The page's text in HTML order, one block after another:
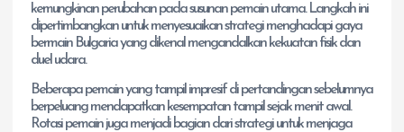
kemungkinan perubahan pada susunan pemain utama. Langkah ini
dipertimbangkan untuk menyesuaikan strategi menghadapi gaya
bermain Bulgaria yang dikenal mengandalkan kekuatan fisik dan
duel udara.
Beberapa pemain yang tampil impresif di pertandingan sebelumnya
berpeluang mendapatkan kesempatan tampil sejak menit awal.
Rotasi pemain juga menjadi bagian dari strategi untuk menjaga